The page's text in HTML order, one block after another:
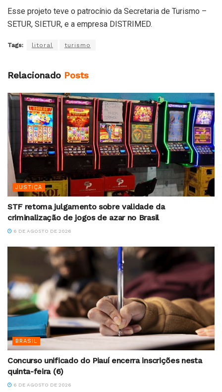
Esse projeto teve o patrocínio da Secretaria de Turismo –
SETUR, SIETUR, e a empresa DISTRIMED.
Tags: litoral turismo
Relacionado Posts
JUSTIÇA
STF retoma julgamento sobre validade da
criminalização de jogos de azar no Brasil
6 DE AGOSTO DE 2026
BRASIL
Concurso unificado do Piauí encerra inscrições nesta
quinta-feira (6)
6 DE AGOSTO DE 2026